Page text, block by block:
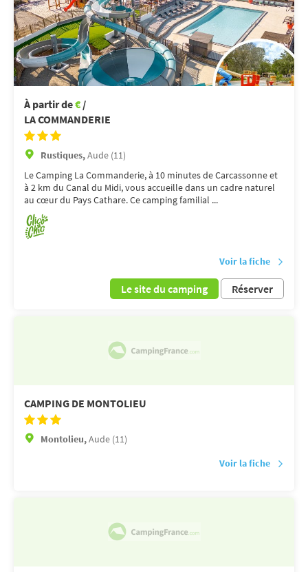
À partir de€ /
LA COMMANDERIE
Rustiques,Aude (11)
Le Camping La Commanderie, à 10 minutes de Carcassonne et
à 2 km du Canal du Midi, vous accueille dans un cadre naturel
au cœur du Pays Cathare. Ce camping familial ...
Voir la fiche
Le site du camping Réserver
CAMPING DE MONTOLIEU
Montolieu,Aude (11)
Voir la fiche